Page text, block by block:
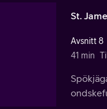
St.
Avsnitt 8
41 min